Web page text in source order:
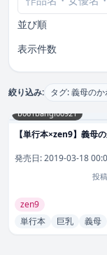
並び順
表示件数
絞り込み: タグ: 義母のか
b061bangl00921
【単行本×zen9】義母
発売日:2019-03-18
投
zen9
単行本
巨乳 義母